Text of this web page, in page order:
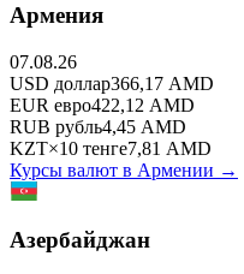
Армения
07.08.26
USD доллар366,17 AMD
EUR евро422,12 AMD
RUB рубль4,45 AMD
KZT×10 тенге7,81 AMD
Курсы валют в Армении →
Азербайджан